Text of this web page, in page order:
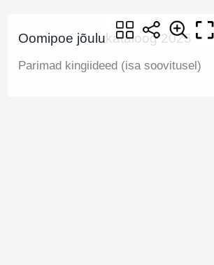
Oomipoe jõulukataloog 2025
Parimad kingiideed (isa soovitusel)